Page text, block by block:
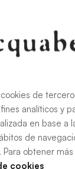
de
analíticos y
en base a
de
Para obtener
cookies